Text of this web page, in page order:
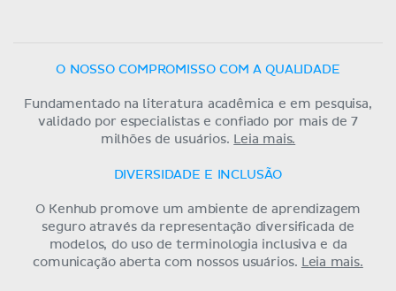
O NOSSO COMPROMISSO COM A QUALIDADE
Fundamentado na literatura acadêmica e em pesquisa,
validado por especialistas e confiado por mais de 7
milhões de usuários. Leia mais.
DIVERSIDADE E INCLUSÃO
O Kenhub promove um ambiente de aprendizagem
seguro através da representação diversificada de
modelos, do uso de terminologia inclusiva e da
comunicação aberta com nossos usuários. Leia mais.